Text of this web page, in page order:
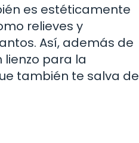
es estéticamente
relieves y
Así, además de
para la
también te salva de